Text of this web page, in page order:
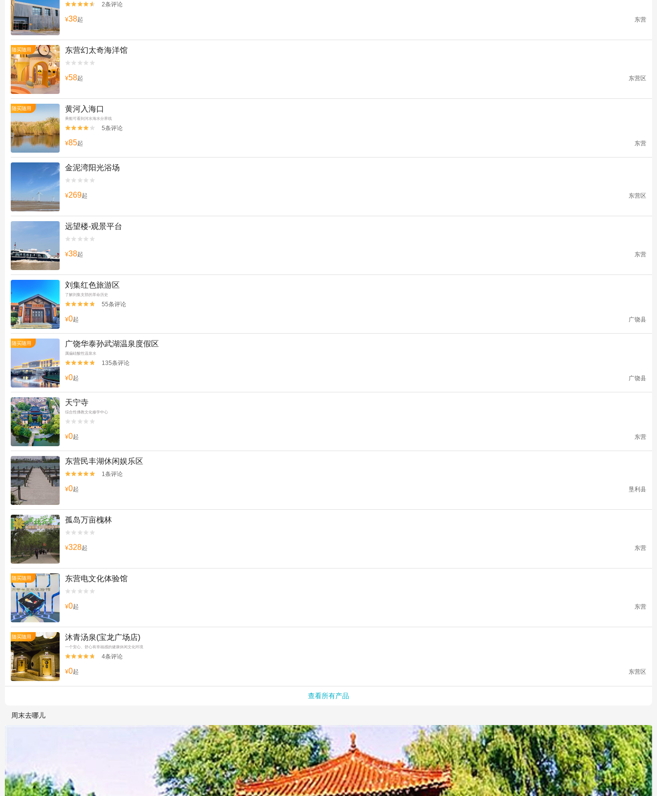

 2条评论
¥38起 东营
随买随用 东营幻太奇海洋馆


¥58起 东营区
随买随用 黄河入海口
乘船可看到河水海水分界线

 5条评论
¥85起 东营
金泥湾阳光浴场


¥269起 东营区
远望楼-观景平台


¥38起 东营
刘集红色旅游区
了解刘集支部的革命历史

 55条评论
¥0起 广饶县
随买随用 广饶华泰孙武湖温泉度假区
属偏硅酸性温泉水

 135条评论
¥0起 广饶县
天宁寺
综合性佛教文化修学中心


¥0起 东营
东营民丰湖休闲娱乐区

 1条评论
¥0起 垦利县
孤岛万亩槐林


¥328起 东营
随买随用 东营电文化体验馆


¥0起 东营
随买随用 沐青汤泉(宝龙广场店)
一个安心、舒心有幸福感的健康休闲文化环境

 4条评论
¥0起 东营区
查看所有产品
周末去哪儿